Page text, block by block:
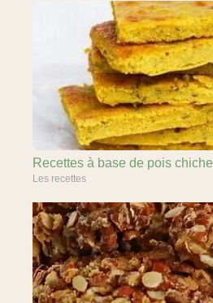
Recettes à base de pois chiche
Les recettes